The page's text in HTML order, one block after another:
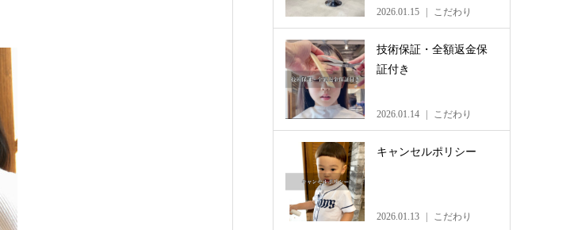
2026.01.15 こだわり
技術保証・全額返金保
証付き
2026.01.14 こだわり
キャンセルポリシー
2026.01.13 こだわり